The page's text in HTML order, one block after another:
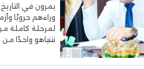
يمرون في
وراءهم حروبًا
لمرحلة كاملة
نتنياهو واحدًا